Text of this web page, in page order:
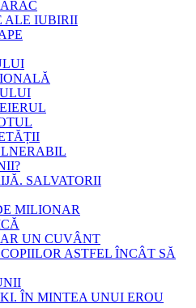
ALE IUBIRII
SALVATORII
MILIONAR
UN CUVÂNT
ASTFEL ÎNCÂT SĂ
ÎN MINTEA UNUI EROU